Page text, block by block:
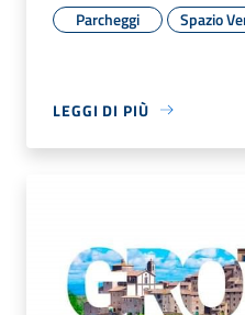
Parcheggi Spazio
LEGGI DI PIÙ